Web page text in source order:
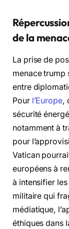
de la
La prise de
menace trump
entre
Pour l’Europe,
sécurité
notamment à
pour
Vatican
européens à
à intensifier
militaire qui
médiatique,
éthiques dans